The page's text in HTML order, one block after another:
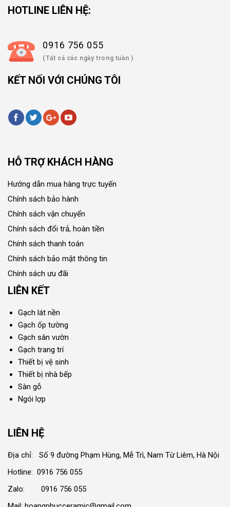
HOTLINE LIÊN HỆ:
0916 756 055
(Tất cả các ngày trong tuần )
KẾT NỐI VỚI CHÚNG TÔI
HỖ TRỢ KHÁCH HÀNG
Hướng dẫn mua hàng trực tuyến
Chính sách bảo hành
Chính sách vận chuyển
Chính sách đổi trả, hoàn tiền
Chính sách thanh toán
Chính sách bảo mật thông tin
Chính sách ưu đãi
LIÊN KẾT
Gạch lát nền
Gạch ốp tường
Gạch sân vườn
Gạch trang trí
Thiết bị vệ sinh
Thiết bị nhà bếp
Sàn gỗ
Ngói lợp
LIÊN HỆ
Địa chỉ: Số 9 đường Phạm Hùng, Mễ Trì, Nam Từ Liêm, Hà Nội
Hotline: 0916 756 055
Zalo: 0916 756 055